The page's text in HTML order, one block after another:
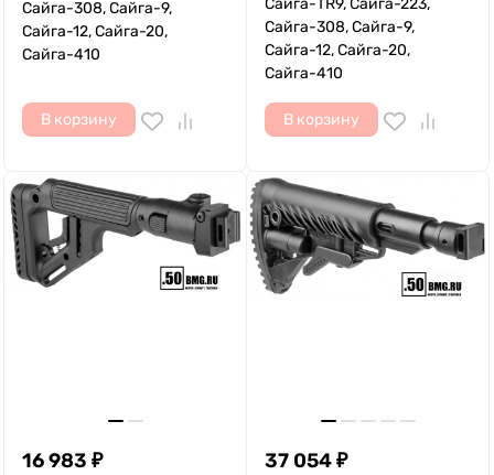
Сайга-308, Сайга-9,
Сайга-12, Сайга-20,
Сайга-410
В корзину
Сайга-TR9, Сайга-223,
Сайга-308, Сайга-9,
Сайга-12, Сайга-20,
Сайга-410
В корзину
16 983 ₽ 37 054₽